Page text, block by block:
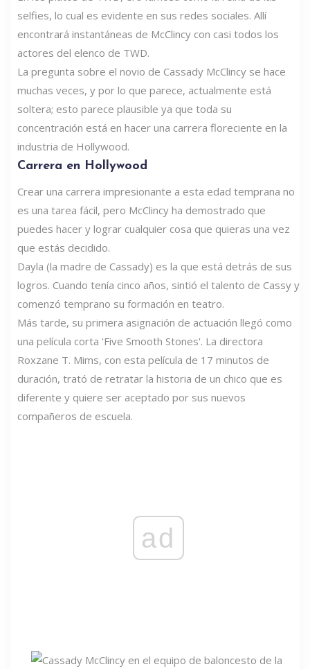
selfies, lo cual es evidente en sus redes sociales. Allí
encontrará instantáneas de McClincy con casi todos los
actores del elenco de TWD.
La pregunta sobre el novio de Cassady McClincy se hace
muchas veces, y por lo que parece, actualmente está
soltera; esto parece plausible ya que toda su
concentración está en hacer una carrera floreciente en la
industria de Hollywood.
Carrera en Hollywood
Crear una carrera impresionante a esta edad temprana no
es una tarea fácil, pero McClincy ha demostrado que
puedes hacer y lograr cualquier cosa que quieras una vez
que estás decidido.
Dayla (la madre de Cassady) es la que está detrás de sus
logros. Cuando tenía cinco años, sintió el talento de Cassy y
comenzó temprano su formación en teatro.
Más tarde, su primera asignación de actuación llegó como
una película corta 'Five Smooth Stones'. La directora
Roxzane T. Mims, con esta película de 17 minutos de
duración, trató de retratar la historia de un chico que es
diferente y quiere ser aceptado por sus nuevos
compañeros de escuela.
ad